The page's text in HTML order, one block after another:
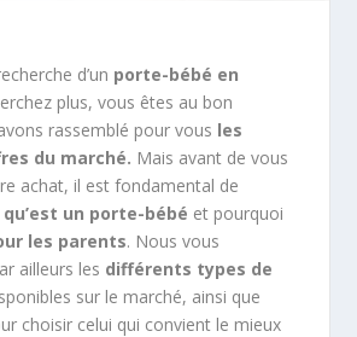
d’un porte-bébé en
plus, vous êtes au bon
rassemblé pour vous les
du marché. Mais avant de vous
achat, il est fondamental de
qu’est un porte-bébé et pourquoi
les parents. Nous vous
ailleurs les différents types de
sur le marché, ainsi que
choisir celui qui convient le mieux